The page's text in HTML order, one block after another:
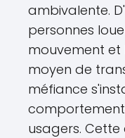
ambivalente.
personnes
mouvement et
moyen de
méfiance
usagers.